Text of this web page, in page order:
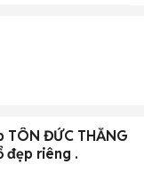
TÔN ĐỨC THẮNG
đẹp riêng .